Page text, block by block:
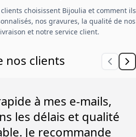
choisissent Bijoulia et comment ils
nos gravures, la qualité de nos
et notre service client.
nos clients
à mes e-mails,
les délais et qualité
Je recommande